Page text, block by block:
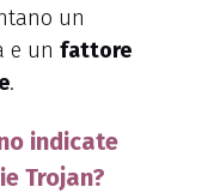
un
e un fattore
.
indicate
Trojan?